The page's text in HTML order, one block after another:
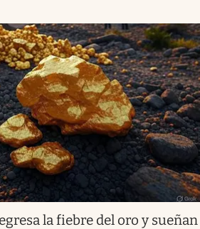
la fiebre del oro y sueñan